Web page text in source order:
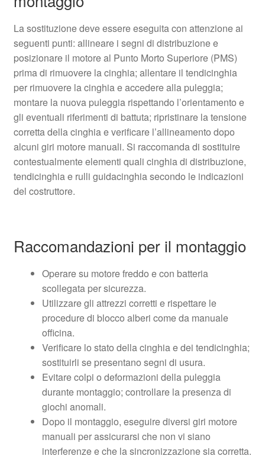
La sostituzione deve essere eseguita con attenzione ai
seguenti punti: allineare i segni di distribuzione e
posizionare il motore al Punto Morto Superiore (PMS)
prima di rimuovere la cinghia; allentare il tendicinghia
per rimuovere la cinghia e accedere alla puleggia;
montare la nuova puleggia rispettando l’orientamento e
gli eventuali riferimenti di battuta; ripristinare la tensione
corretta della cinghia e verificare l’allineamento dopo
alcuni giri motore manuali. Si raccomanda di sostituire
contestualmente elementi quali cinghia di distribuzione,
tendicinghia e rulli guidacinghia secondo le indicazioni
del costruttore.
Raccomandazioni per il montaggio
Operare su motore freddo e con batteria
scollegata per sicurezza.
Utilizzare gli attrezzi corretti e rispettare le
procedure di blocco alberi come da manuale
officina.
Verificare lo stato della cinghia e dei tendicinghia;
sostituirli se presentano segni di usura.
Evitare colpi o deformazioni della puleggia
durante montaggio; controllare la presenza di
giochi anomali.
Dopo il montaggio, eseguire diversi giri motore
manuali per assicurarsi che non vi siano
interferenze e che la sincronizzazione sia corretta.